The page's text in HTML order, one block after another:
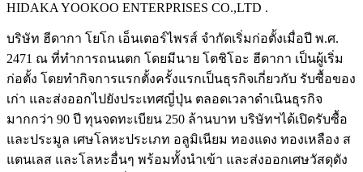
HIDAKA YOOKOO ENTERPRISES CO.,LTD .
บริษัท ฮีดากา โยโก เอ็นเตอร์ไพรส์ จำกัดเริ่มก่อตั้งเมื่อปี พ.ศ.
2471 ณ ที่ทำการถนนตก โดยมีนาย โตชิโอะ ฮีดากา เป็นผู้เริ่ม
ก่อตั้ง โดยทำกิจการแรกตั้งครั้งแรกเป็นธุรกิจเกี่ยวกับ รับซื้อของ
เก่า และส่งออกไปยังประเทศญี่ปุ่น ตลอดเวลาดำเนินธุรกิจ
มากกว่า 90 ปี ทุนจดทะเบียน 250 ล้านบาท บริษัทฯได้เปิดรับซื้อ
และประมูล เศษโลหะประเภท อลูมิเนียม ทองแดง ทองเหลือง ส
แตนเลส และโลหะอื่นๆ พร้อมทั้งนำเข้า และส่งออกเศษวัสดุดัง